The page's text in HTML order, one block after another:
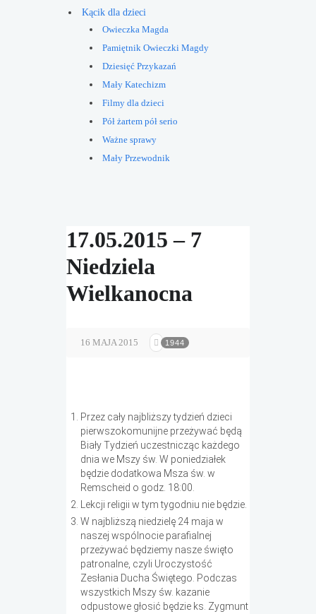
Kącik dla dzieci
Owieczka Magda
Pamiętnik Owieczki Magdy
Dziesięć Przykazań
Mały Katechizm
Filmy dla dzieci
Pół żartem pół serio
Ważne sprawy
Mały Przewodnik
17.05.2015 – 7
Niedziela
Wielkanocna
16 MAJA 2015 1944
Przez cały najbliższy tydzień dzieci
pierwszokomunijne przeżywać będą
Biały Tydzień uczestnicząc każdego
dnia we Mszy św. W poniedziałek
będzie dodatkowa Msza św. w
Remscheid o godz. 18:00.
Lekcji religii w tym tygodniu nie będzie.
W najbliższą niedzielę 24 maja w
naszej wspólnocie parafialnej
przeżywać będziemy nasze święto
patronalne, czyli Uroczystość
Zesłania Ducha Świętego. Podczas
wszystkich Mszy św. kazanie
odpustowe głosić będzie ks. Zygmunt